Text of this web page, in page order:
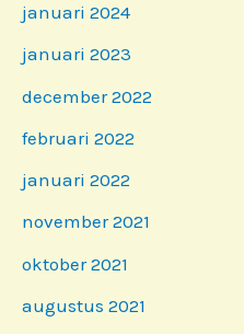
januari 2024
januari 2023
december 2022
februari 2022
januari 2022
november 2021
oktober 2021
augustus 2021